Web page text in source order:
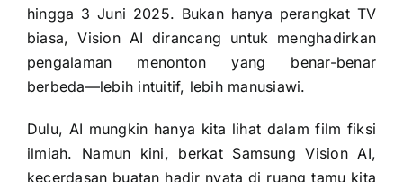
hingga 3 Juni 2025. Bukan hanya perangkat TV
biasa, Vision AI dirancang untuk menghadirkan
pengalaman menonton yang benar-benar
berbeda—lebih intuitif, lebih manusiawi.
Dulu, AI mungkin hanya kita lihat dalam film fiksi
ilmiah. Namun kini, berkat Samsung Vision AI,
kecerdasan buatan hadir nyata di ruang tamu kita